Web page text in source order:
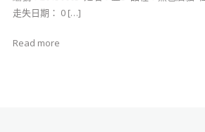
走失日期： 0 […]
Read more